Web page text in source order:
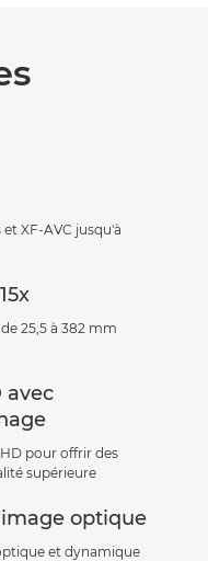
et XF-AVC jusqu'à
25,5 à 382 mm
avec
pour offrir des
supérieure
optique
et dynamique